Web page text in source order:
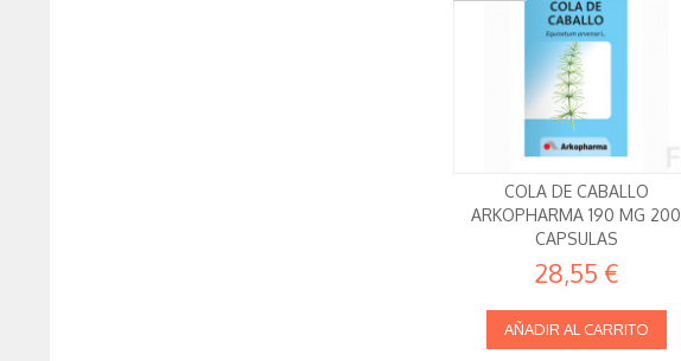
COLA DE CABALLO
ARKOPHARMA 190 MG 200
CAPSULAS
28,55 €
AÑADIR AL CARRITO